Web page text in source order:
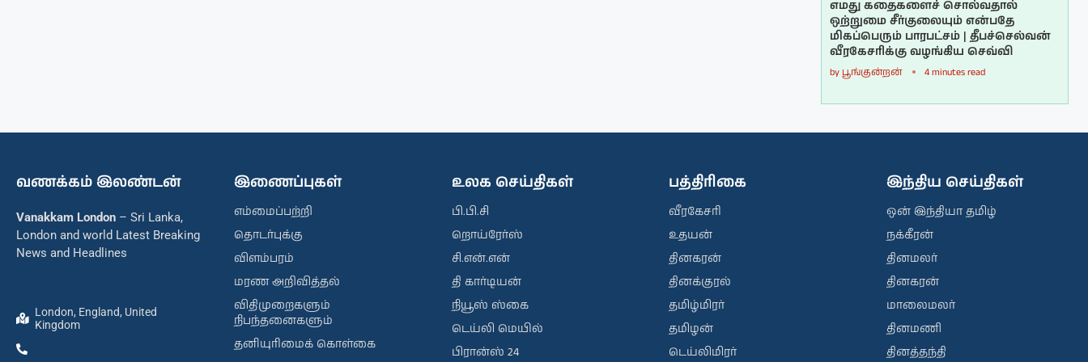
எமது கதைகளைச் சொல்வதால்
ஒற்றுமை சீர்குலையும் என்பதே
மிகப்பெரும் பாரபட்சம் | தீபச்செல்வன்
வீரகேசரிக்கு வழங்கிய செவ்வி
by பூங்குன்றன் 4 minutes read
வணக்கம் இலண்டன்
Vanakkam London – Sri Lanka,
London and world Latest Breaking
News and Headlines
London, England, United
Kingdom
இணைப்புகள்
எம்மைப்பற்றி
தொடர்புக்கு
விளம்பரம்
மரண அறிவித்தல்
விதிமுறைகளும்
நிபந்தனைகளும்
தனியுரிமைக் கொள்கை
உலக செய்திகள்
பி.பி.சி
றொய்ரேர்ஸ்
சி.என்.என்
தி கார்டியன்
நியூஸ் ஸ்கை
டெய்லி மெயில்
பிரான்ஸ் 24
பத்திரிகை
வீரகேசரி
உதயன்
தினகரன்
தினக்குரல்
தமிழ்மிரர்
தமிழன்
டெய்லிமிரர்
இந்திய செய்திகள்
ஒன் இந்தியா தமிழ்
நக்கீரன்
தினமலர்
தினகரன்
மாலைமலர்
தினமணி
தினத்தந்தி